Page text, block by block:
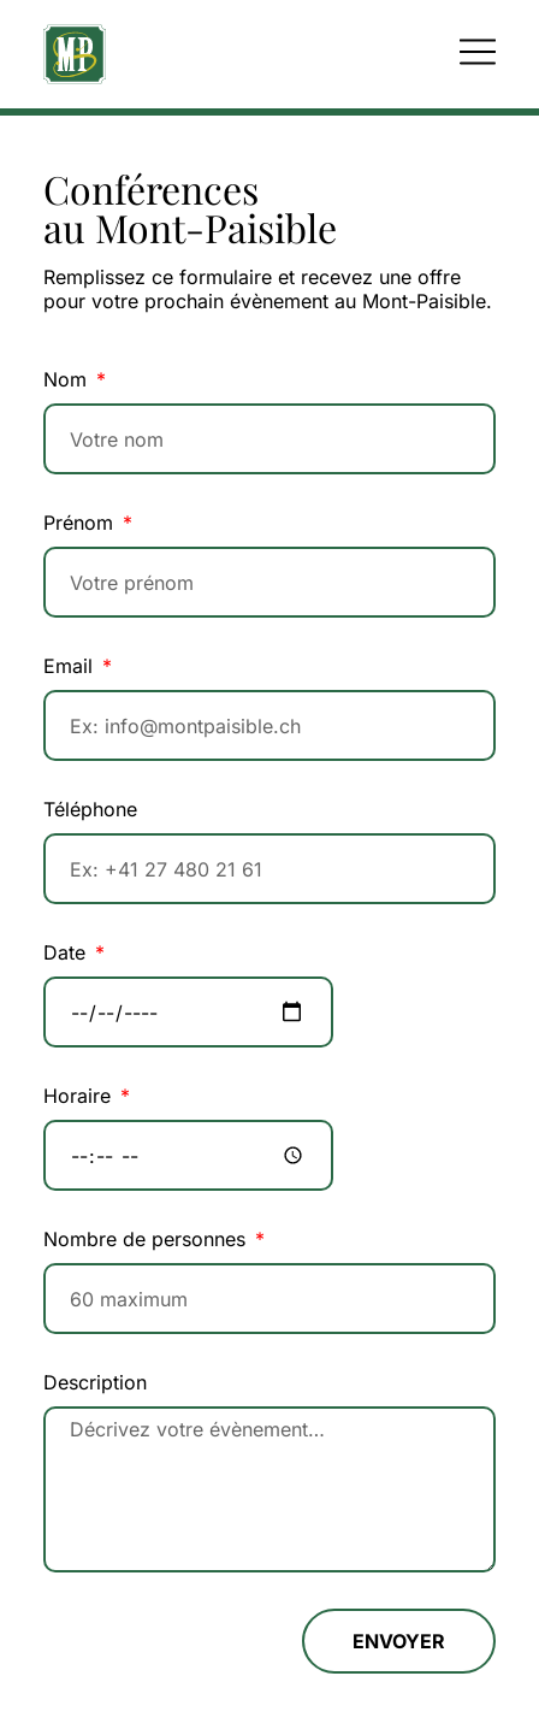
Conférences
au Mont-Paisible
Remplissez ce formulaire et recevez une offre
pour votre prochain évènement au Mont-Paisible.
Nom
Prénom
Email
Téléphone
Date
Horaire
Nombre de personnes
Description
ENVOYER